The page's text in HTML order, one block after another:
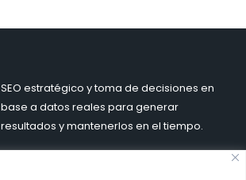
SEO estratégico y toma de decisiones en
base a datos reales para generar
resultados y mantenerlos en el tiempo.